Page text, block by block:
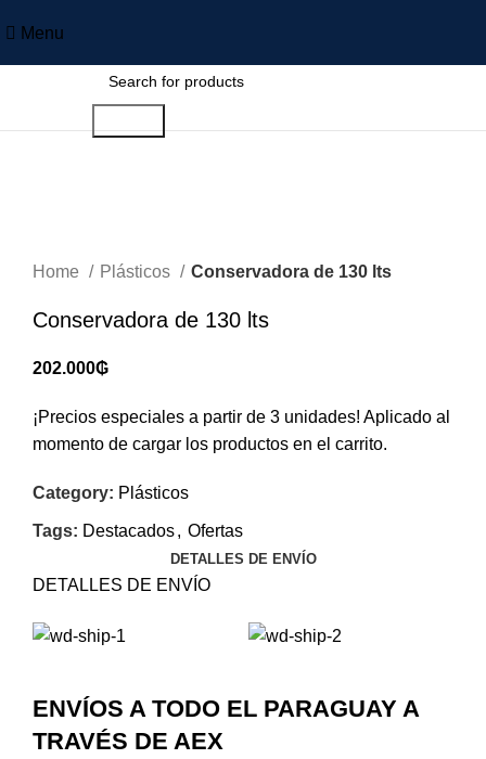
Menu
Home
Plásticos Conservadora de 130 lts
Conservadora de 130 lts
202.000₲
¡Precios especiales a partir de 3 unidades! Aplicado al
momento de cargar los productos en el carrito.
Category: Plásticos
Tags: Destacados, Ofertas
DETALLES DE ENVÍO
DETALLES DE ENVÍO
ENVÍOS A TODO EL PARAGUAY A
TRAVÉS DE AEX